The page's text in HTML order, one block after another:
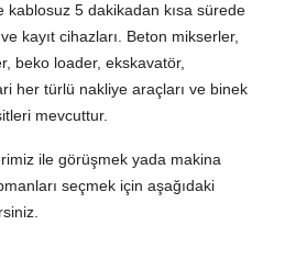
kablosuz 5 dakikadan kısa sürede
kayıt cihazları. Beton mikserler,
beko loader, ekskavatör,
her türlü nakliye araçları ve binek
mevcuttur.
ile görüşmek yada makina
seçmek için aşağıdaki